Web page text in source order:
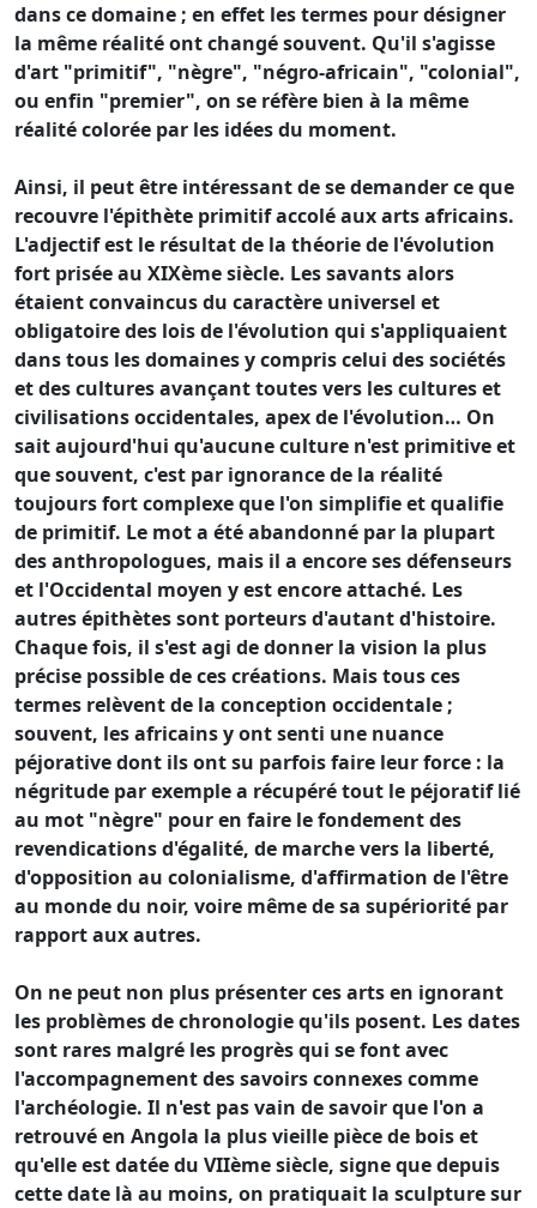
dans ce domaine ; en effet les termes pour désigner
la même réalité ont changé souvent. Qu'il s'agisse
d'art "primitif", "nègre", "négro-africain", "colonial",
ou enfin "premier", on se réfère bien à la même
réalité colorée par les idées du moment.
Ainsi, il peut être intéressant de se demander ce que
recouvre l'épithète primitif accolé aux arts africains.
L'adjectif est le résultat de la théorie de l'évolution
fort prisée au XIXème siècle. Les savants alors
étaient convaincus du caractère universel et
obligatoire des lois de l'évolution qui s'appliquaient
dans tous les domaines y compris celui des sociétés
et des cultures avançant toutes vers les cultures et
civilisations occidentales, apex de l'évolution… On
sait aujourd'hui qu'aucune culture n'est primitive et
que souvent, c'est par ignorance de la réalité
toujours fort complexe que l'on simplifie et qualifie
de primitif. Le mot a été abandonné par la plupart
des anthropologues, mais il a encore ses défenseurs
et l'Occidental moyen y est encore attaché. Les
autres épithètes sont porteurs d'autant d'histoire.
Chaque fois, il s'est agi de donner la vision la plus
précise possible de ces créations. Mais tous ces
termes relèvent de la conception occidentale ;
souvent, les africains y ont senti une nuance
péjorative dont ils ont su parfois faire leur force : la
négritude par exemple a récupéré tout le péjoratif lié
au mot "nègre" pour en faire le fondement des
revendications d'égalité, de marche vers la liberté,
d'opposition au colonialisme, d'affirmation de l'être
au monde du noir, voire même de sa supériorité par
rapport aux autres.
On ne peut non plus présenter ces arts en ignorant
les problèmes de chronologie qu'ils posent. Les dates
sont rares malgré les progrès qui se font avec
l'accompagnement des savoirs connexes comme
l'archéologie. Il n'est pas vain de savoir que l'on a
retrouvé en Angola la plus vieille pièce de bois et
qu'elle est datée du VIIème siècle, signe que depuis
cette date là au moins, on pratiquait la sculpture sur